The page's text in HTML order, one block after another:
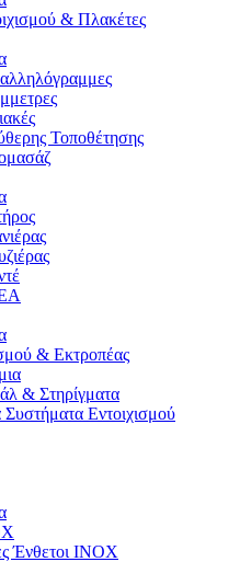
& Πλακέτες
Τοποθέτησης
& Εκτροπέας
& Στηρίγματα
Εντοιχισμού
Ένθετοι INOX